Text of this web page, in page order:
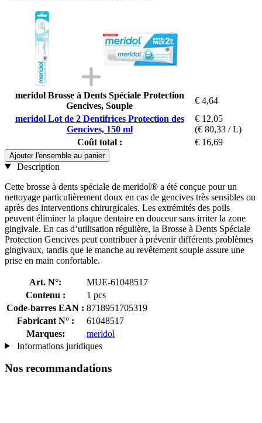
meridol Brosse à Dents Spéciale Protection
Gencives, Souple
€ 4,64
meridol Lot de 2 Dentifrices Protection des
Gencives, 150 ml
€ 12,05
(€ 80,33 / L)
Coût total :
€ 16,69
Ajouter l'ensemble au panier
Description
Cette brosse à dents spéciale de meridol® a été conçue pour un
nettoyage particulièrement doux en cas de gencives très sensibles ou
après des interventions chirurgicales. Les extrémités des poils
peuvent éliminer la plaque dentaire en douceur sans irriter la zone
gingivale. En cas d’utilisation régulière, la Brosse à Dents Spéciale
Protection Gencives peut contribuer à prévenir différents problèmes
gingivaux, tandis que le manche au revêtement souple assure une
prise en main confortable.
Art. N°:
MUE-61048517
Contenu :
1 pcs
Code-barres EAN : 8718951705319
Fabricant N° :
61048517
Marques:
meridol
Informations juridiques
Nos recommandations